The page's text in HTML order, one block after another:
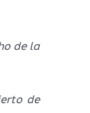
de la
de